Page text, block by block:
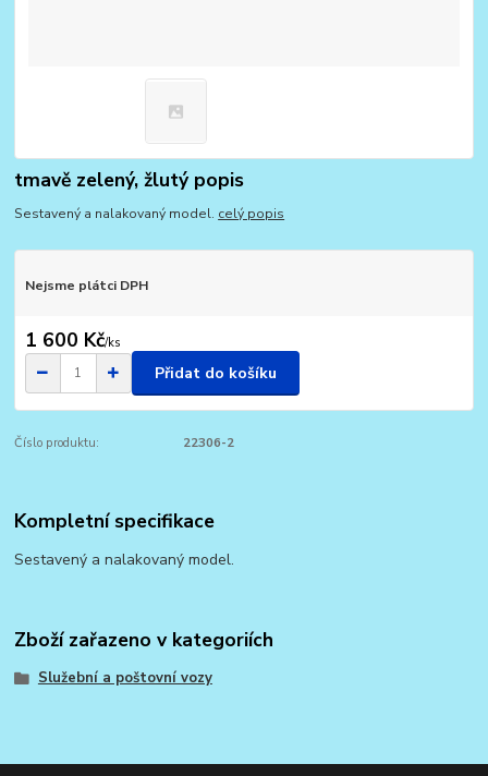
tmavě zelený, žlutý popis
Sestavený a nalakovaný model. celý popis
Nejsme plátci DPH
1 600 Kč/ks
Přidat do košíku
Číslo produktu: 22306-2
Kompletní specifikace
Sestavený a nalakovaný model.
Zboží zařazeno v kategoriích
Služební a poštovní vozy